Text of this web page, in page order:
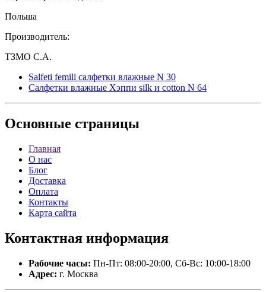
Польша
Производитель:
ТЗМО С.А.
Salfeti femili салфетки влажные N 30
Салфетки влажные Хэппи silk и cotton N 64
Основные страницы
Главная
О нас
Блог
Доставка
Оплата
Контакты
Карта сайта
Контактная информация
Рабочие часы: Пн-Пт: 08:00-20:00, Сб-Вс: 10:00-18:00
Адрес: г. Москва